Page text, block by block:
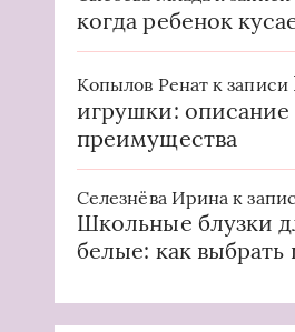
когда ребенок
Копылов Ренат к записи
игрушки: описание
преимущества
Селезнёва Ирина к
Школьные блузки
белые: как выбрать